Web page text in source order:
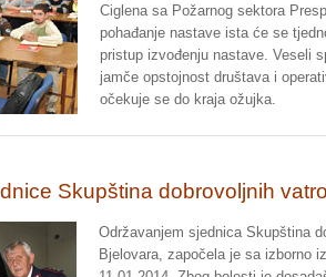
Ciglena sa Požarnog sektora
pohađanje nastave ista će se
pristup izvođenju nastave. Veseli
jamče opstojnost društava i
očekuje se do kraja ožujka.
Skupština dobrovoljnih
Održavanjem sjednica Skupština
Bjelovara, započela je sa izborno